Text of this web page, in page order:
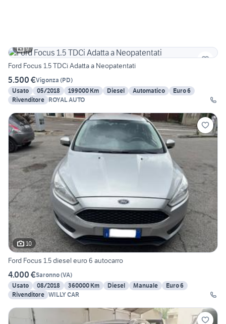
9
Ford Focus 1.5 TDCi Adatta a Neopatentati
5.500 €Vigonza (PD)
Usato
05/2018 199000 Km Diesel Automatico
Euro 6
Rivenditore ROYAL AUTO
10
Ford Focus 1.5 diesel euro 6 autocarro
4.000 €Saronno(VA)
Usato
08/2018 360000 Km Diesel Manuale
Euro 6
Rivenditore WILLY CAR